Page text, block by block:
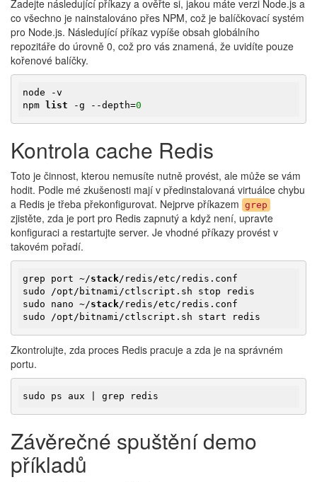
Zadejte následující příkazy a ověřte si, jakou máte verzi Node.js a
co všechno je nainstalováno přes NPM, což je balíčkovací systém
pro Node.js. Následující příkaz vypíše obsah globálního
repozitáře do úrovně 0, což pro vás znamená, že uvidíte pouze
kořenové balíčky.
node -v
npm
list -g --depth=0
Kontrola cache Redis
Toto je činnost, kterou nemusíte nutně provést, ale může se vám
hodit. Podle mé zkušenosti mají v předinstalovaná virtuálce chybu
a Redis je třeba překonfigurovat. Nejprve příkazem grep
zjistěte, zda je port pro Redis zapnutý a když není, upravte
konfiguraci a restartujte server. Je vhodné příkazy provést v
takovém pořadí.
grep port ~/stack/redis/etc/redis.conf
sudo /opt/bitnami/ctlscript.sh stop redis
sudo nano ~/stack/redis/etc/redis.conf
sudo /opt/bitnami/ctlscript.sh start redis
Zkontrolujte, zda proces Redis pracuje a zda je na správném
portu.
sudo ps aux | grep redis
Závěrečné spuštění demo
příkladů